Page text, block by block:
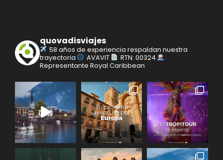
quovadisviajes
58 años de experiencia respaldan nuestra
trayectoria
AVAVIT
RTN: 00324
Representante Royal Caribbean